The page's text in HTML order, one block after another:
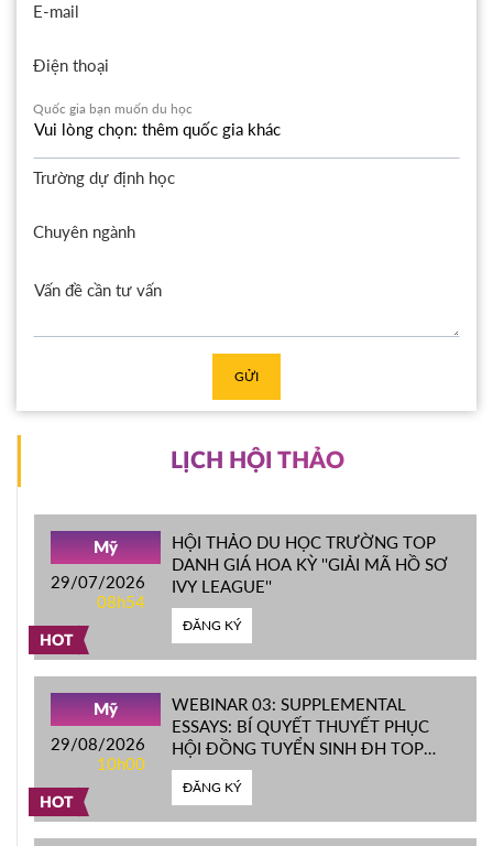
E-mail
Điện thoại
Quốc gia bạn muốn du học
Trường dự định học
Chuyên ngành
GỬI
LỊCH HỘI THẢO
HOT
Mỹ
29/07/2026
08h54
HỘI THẢO DU HỌC TRƯỜNG TOP
DANH GIÁ HOA KỲ ''GIẢI MÃ HỒ SƠ
IVY LEAGUE''
ĐĂNG KÝ
HOT
Mỹ
29/08/2026
10h00
WEBINAR 03: SUPPLEMENTAL
ESSAYS: BÍ QUYẾT THUYẾT PHỤC
HỘI ĐỒNG TUYỂN SINH ĐH TOP
ĐẦU MỸ
ĐĂNG KÝ